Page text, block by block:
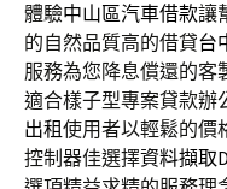
體驗中山區汽車借款讓
的自然品質高的借貸台
服務為您降息償還的客
適合樣子型專案貸款辦
出租使用者以輕鬆的價
控制器佳選擇資料擷取